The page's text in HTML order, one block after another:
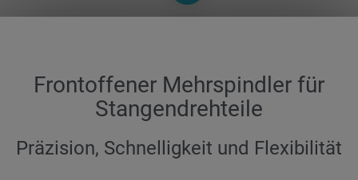
Frontoffener Mehrspindler für
Stangendrehteile
Präzision, Schnelligkeit und Flexibilität